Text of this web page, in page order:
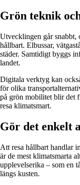
Grön teknik
Utvecklingen går snabbt,
hållbart. Elbussar,
städer. Samtidigt byggs
landet.
Digitala verktyg kan
för olika
på grön mobilitet blir det
resa klimatsmart.
Gör det enkelt
Att resa hållbart handlar
är de mest klimatsmarta
upplevelserika – som en
längs kusten.